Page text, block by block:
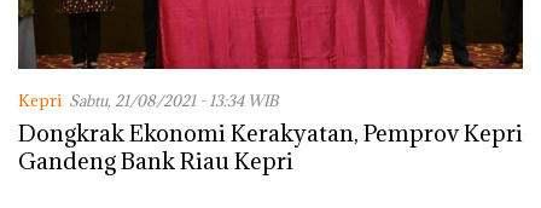
Kepri Sabtu, 21/08/2021 - 13:34 WIB
Dongkrak Ekonomi Kerakyatan, Pemprov Kepri
Gandeng Bank Riau Kepri